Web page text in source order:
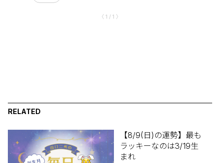
〈 1 / 1 〉
RELATED
【8/9(日)の運勢】最も
ラッキーなのは3/19生
まれ